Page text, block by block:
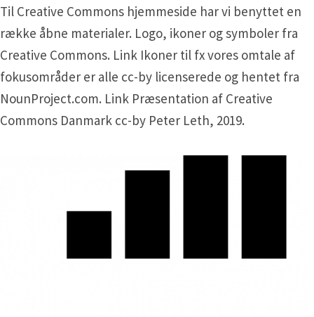
Til Creative Commons hjemmeside har vi benyttet en
række åbne materialer. Logo, ikoner og symboler fra
Creative Commons. Link Ikoner til fx vores omtale af
fokusområder er alle cc-by licenserede og hentet fra
NounProject.com. Link Præsentation af Creative
Commons Danmark cc-by Peter Leth, 2019.